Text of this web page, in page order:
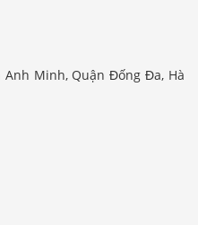
Anh Minh, Quận Đống Đa, Hà